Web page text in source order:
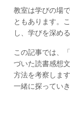
教室は学びの場
ともあります。
し、学びを深め
この記事では、
づいた読書感想
方法を考察しま
一緒に探っていき